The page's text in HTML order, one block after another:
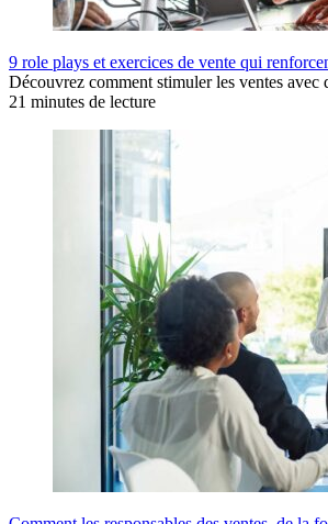
9 role plays et exercices de vente qui
Découvrez comment stimuler les ventes avec
21 minutes de lecture